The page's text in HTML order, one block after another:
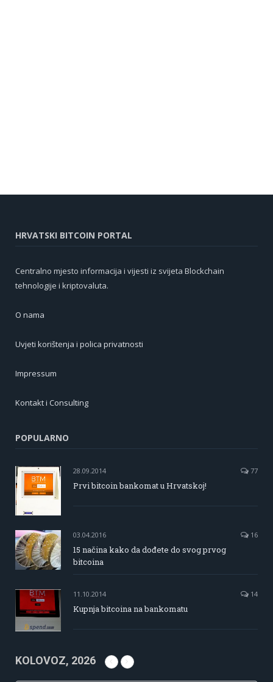
HRVATSKI BITCOIN PORTAL
Centralno mjesto informacija i vijesti iz svijeta Blockchain
tehnologije i kriptovaluta.
O nama
Uvjeti korištenja i polica privatnosti
Impressum
Kontakt i Consulting
POPULARNO
28.09.2014 77
Prvi bitcoin bankomat u Hrvatskoj!
03.04.2016 16
15 načina kako da dođete do svog prvog
bitcoina
11.10.2014 14
Kupnja bitcoina na bankomatu
KOLOVOZ, 2026